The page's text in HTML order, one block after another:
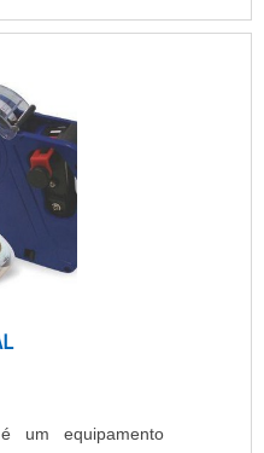
visuais de
diversos tipos de
um equipamento